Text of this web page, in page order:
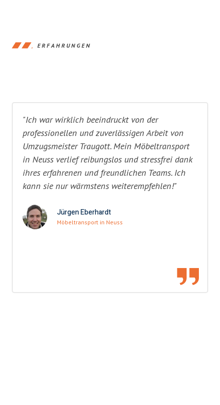
ERFAHRUNGEN
"Ich war wirklich beeindruckt von der
professionellen und zuverlässigen Arbeit von
Umzugsmeister Traugott. Mein Möbeltransport
in Neuss verlief reibungslos und stressfrei dank
ihres erfahrenen und freundlichen Teams. Ich
kann sie nur wärmstens weiterempfehlen!"
Jürgen Eberhardt
Möbeltransport in Neuss